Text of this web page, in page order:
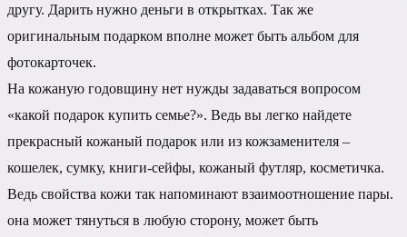
другу. Дарить нужно деньги в открытках. Так же
оригинальным подарком вполне может быть альбом для
фотокарточек.
На кожаную годовщину нет нужды задаваться вопросом
«какой подарок купить семье?». Ведь вы легко найдете
прекрасный кожаный подарок или из кожзаменителя –
кошелек, сумку, книги-сейфы, кожаный футляр, косметичка.
Ведь свойства кожи так напоминают взаимоотношение пары.
она может тянуться в любую сторону, может быть